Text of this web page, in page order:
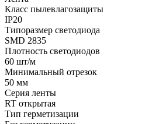
Класс пылевлагозащиты
IP20
Типоразмер светодиода
SMD 2835
Плотность светодиодов
60 шт/м
Минимальный отрезок
50 мм
Серия ленты
RT открытая
Тип герметизации